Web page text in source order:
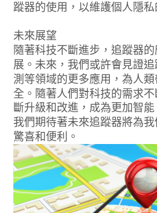
蹤器的使用，以維護個人隱私
未來展望
隨著科技不斷進步，追蹤器
展。未來，我們或許會見證
測等領域的更多應用，為人
全。隨著人們對科技的需求
斷升級和改進，成為更加智
我們期待著未來追蹤器將為
驚喜和便利。